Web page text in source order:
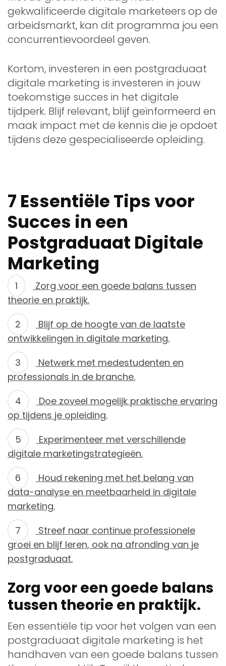
gekwalificeerde digitale marketeers op de
arbeidsmarkt, kan dit programma jou een
concurrentievoordeel geven.
Kortom, investeren in een postgraduaat
digitale marketing is investeren in jouw
toekomstige succes in het digitale
tijdperk. Blijf relevant, blijf geïnformeerd en
maak impact met de kennis die je opdoet
tijdens deze gespecialiseerde opleiding.
7 Essentiële Tips voor
Succes in een
Postgraduaat Digitale
Marketing
Zorg voor een goede balans tussen
theorie en praktijk.
Blijf op de hoogte van de laatste
ontwikkelingen in digitale marketing.
Netwerk met medestudenten en
professionals in de branche.
Doe zoveel mogelijk praktische ervaring
op tijdens je opleiding.
Experimenteer met verschillende
digitale marketingstrategieën.
Houd rekening met het belang van
data-analyse en meetbaarheid in digitale
marketing.
Streef naar continue professionele
groei en blijf leren, ook na afronding van je
postgraduaat.
Zorg voor een goede balans
tussen theorie en praktijk.
Een essentiële tip voor het volgen van een
postgraduaat digitale marketing is het
handhaven van een goede balans tussen